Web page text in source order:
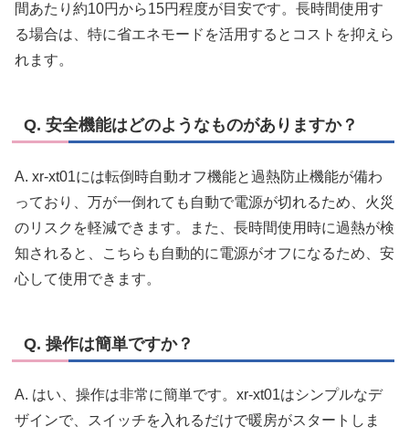
間あたり約10円から15円程度が目安です。長時間使用す
る場合は、特に省エネモードを活用するとコストを抑えら
れます。
Q. 安全機能はどのようなものがありますか？
A. xr-xt01には転倒時自動オフ機能と過熱防止機能が備わ
っており、万が一倒れても自動で電源が切れるため、火災
のリスクを軽減できます。また、長時間使用時に過熱が検
知されると、こちらも自動的に電源がオフになるため、安
心して使用できます。
Q. 操作は簡単ですか？
A. はい、操作は非常に簡単です。xr-xt01はシンプルなデ
ザインで、スイッチを入れるだけで暖房がスタートしま